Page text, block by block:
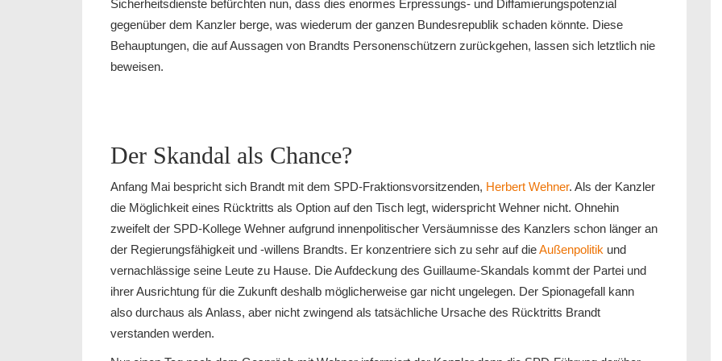
Sicherheitsdienste befürchten nun, dass dies enormes Erpressungs- und Diffamierungspotenzial
gegenüber dem Kanzler berge, was wiederum der ganzen Bundesrepublik schaden könnte. Diese
Behauptungen, die auf Aussagen von Brandts Personenschützern zurückgehen, lassen sich letztlich nie
beweisen.
Der Skandal als Chance?
Anfang Mai bespricht sich Brandt mit dem SPD-Fraktionsvorsitzenden, Herbert Wehner. Als der Kanzler
die Möglichkeit eines Rücktritts als Option auf den Tisch legt, widerspricht Wehner nicht. Ohnehin
zweifelt der SPD-Kollege Wehner aufgrund innenpolitischer Versäumnisse des Kanzlers schon länger an
der Regierungsfähigkeit und -willens Brandts. Er konzentriere sich zu sehr auf dieAußenpolitik und
vernachlässige seine Leute zu Hause. Die Aufdeckung des Guillaume-Skandals kommt der Partei und
ihrer Ausrichtung für die Zukunft deshalb möglicherweise gar nicht ungelegen. Der Spionagefall kann
also durchaus als Anlass, aber nicht zwingend als tatsächliche Ursache des Rücktritts Brandt
verstanden werden.